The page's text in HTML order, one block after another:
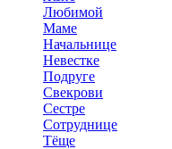
Любимой
Маме
Начальнице
Невестке
Подруге
Свекрови
Сестре
Сотруднице
Тёще